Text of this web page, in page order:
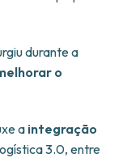
durante a
o
a integração
3.0, entre